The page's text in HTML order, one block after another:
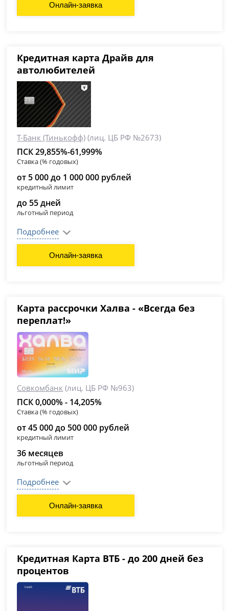
Онлайн-заявка
Кредитная карта Драйв для
автолюбителей
Т-Банк (Тинькофф) (лиц. ЦБ РФ №2673)
ПСК 29,855%-61,999%
Ставка (% годовых)
от 5 000 до 1 000 000 рублей
кредитный лимит
до 55 дней
льготный период
Подробнее
Онлайн-заявка
Карта рассрочки Халва - «Всегда без
переплат!»
Совкомбанк (лиц. ЦБ РФ №963)
ПСК 0,000% - 14,205%
Ставка (% годовых)
от 45 000 до 500 000 рублей
кредитный лимит
36 месяцев
льготный период
Подробнее
Онлайн-заявка
Кредитная Карта ВТБ - до 200 дней без
процентов